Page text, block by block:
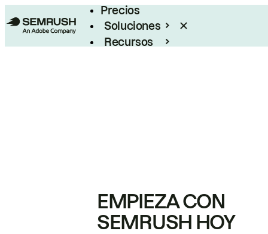
Precios
Soluciones
Recursos
EMPIEZA CON
SEMRUSH HOY